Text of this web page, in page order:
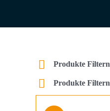
Produkte Filtern
Produkte Filtern